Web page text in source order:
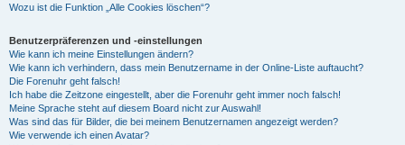
Wozu ist die Funktion „Alle Cookies löschen“?
Benutzerpräferenzen und -einstellungen
Wie kann ich meine Einstellungen ändern?
Wie kann ich verhindern, dass mein Benutzername in der Online-Liste auftaucht?
Die Forenuhr geht falsch!
Ich habe die Zeitzone eingestellt, aber die Forenuhr geht immer noch falsch!
Meine Sprache steht auf diesem Board nicht zur Auswahl!
Was sind das für Bilder, die bei meinem Benutzernamen angezeigt werden?
Wie verwende ich einen Avatar?